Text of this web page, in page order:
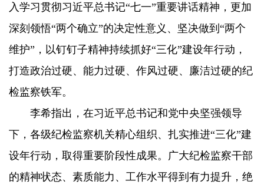
入学习贯彻习近平总书记“七一”重要讲话精神，更加
深刻领悟“两个确立”的决定性意义、坚决做到“两个
维护”，以钉钉子精神持续抓好“三化”建设年行动，
打造政治过硬、能力过硬、作风过硬、廉洁过硬的纪
检监察铁军。
李希指出，在习近平总书记和党中央坚强领导
下，各级纪检监察机关精心组织、扎实推进“三化”建
设年行动，取得重要阶段性成果。广大纪检监察干部
的精神状态、素质能力、工作水平得到有力提升，绝